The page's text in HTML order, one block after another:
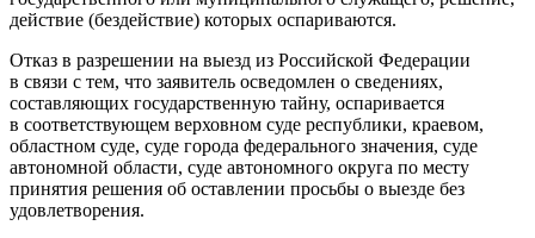
действие (бездействие) которых оспариваются.
Отказ в разрешении на выезд из Российской Федерации
в связи с тем, что заявитель осведомлен о сведениях,
составляющих государственную тайну, оспаривается
в соответствующем верховном суде республики, краевом,
областном суде, суде города федерального значения, суде
автономной области, суде автономного округа по месту
принятия решения об оставлении просьбы о выезде без
удовлетворения.